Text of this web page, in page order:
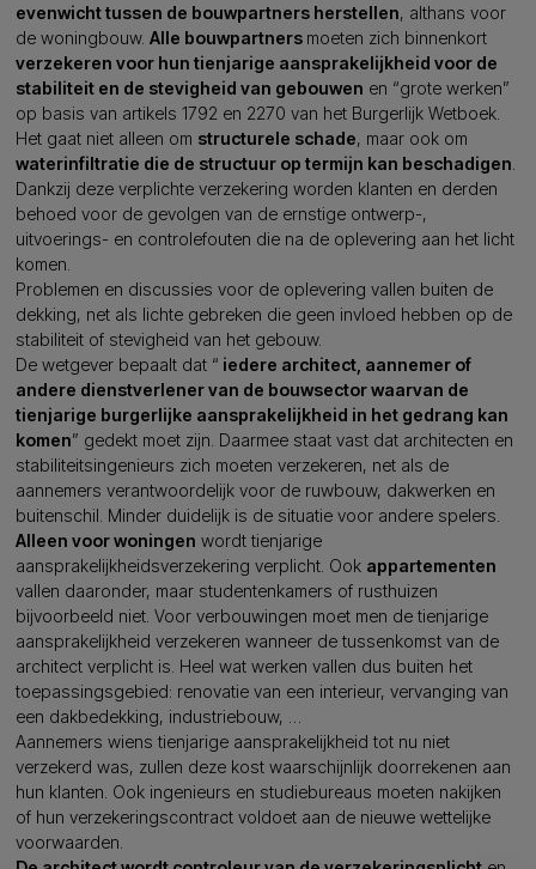
evenwicht tussen de bouwpartners herstellen, althans voor
de woningbouw. Alle bouwpartners moeten zich binnenkort
verzekeren voor hun tienjarige aansprakelijkheid voor de
stabiliteit en de stevigheid van gebouwen en “grote werken”
op basis van artikels 1792 en 2270 van het Burgerlijk Wetboek.
Het gaat niet alleen om structurele schade, maar ook om
waterinfiltratie die de structuur op termijn kan beschadigen
Dankzij deze verplichte verzekering worden klanten en derden
behoed voor de gevolgen van de ernstige ontwerp-,
uitvoerings- en controlefouten die na de oplevering aan het licht
komen.
Problemen en discussies voor de oplevering vallen buiten de
dekking, net als lichte gebreken die geen invloed hebben op de
stabiliteit of stevigheid van het gebouw.
De wetgever bepaalt dat “ iedere architect, aannemer of
andere dienstverlener van de bouwsector waarvan de
tienjarige burgerlijke aansprakelijkheid in het gedrang kan
komen” gedekt moet zijn. Daarmee staat vast dat architecten en
stabiliteitsingenieurs zich moeten verzekeren, net als de
aannemers verantwoordelijk voor de ruwbouw, dakwerken en
buitenschil. Minder duidelijk is de situatie voor andere spelers.
Alleen voor woningen wordt tienjarige
aansprakelijkheidsverzekering verplicht. Ook appartementen
vallen daaronder, maar studentenkamers of rusthuizen
bijvoorbeeld niet. Voor verbouwingen moet men de tienjarige
aansprakelijkheid verzekeren wanneer de tussenkomst van de
architect verplicht is. Heel wat werken vallen dus buiten het
toepassingsgebied: renovatie van een interieur, vervanging van
een dakbedekking, industriebouw, …
Aannemers wiens tienjarige aansprakelijkheid tot nu niet
verzekerd was, zullen deze kost waarschijnlijk doorrekenen aan
hun klanten. Ook ingenieurs en studiebureaus moeten nakijken
of hun verzekeringscontract voldoet aan de nieuwe wettelijke
voorwaarden.